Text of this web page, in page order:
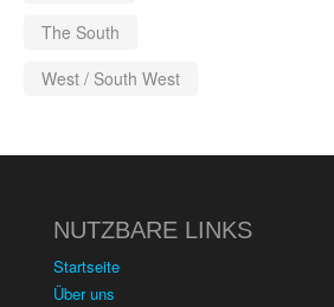
The South
West / South West
NUTZBARE LINKS
Startseite
Über uns